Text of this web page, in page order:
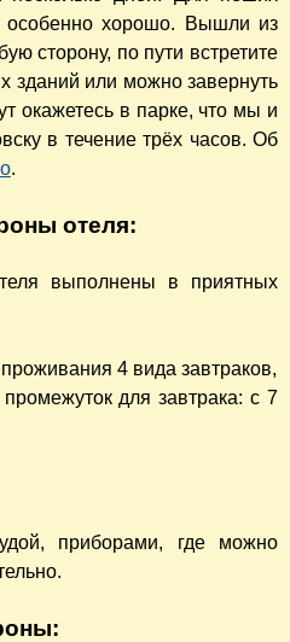
особенно хорошо. Вышли из
сторону, по пути встретите
зданий или можно завернуть
окажетесь в парке, что мы и
в течение трёх часов. Об
.
отеля:
выполнены в приятных
4 вида завтраков,
для завтрака: с 7
приборами, где можно